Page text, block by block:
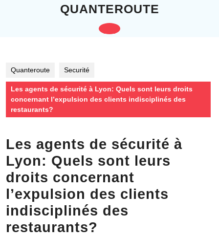
QUANTEROUTE
Open
Quanteroute Securité
Les agents de sécurité à Lyon: Quels sont leurs droits
concernant l’expulsion des clients indisciplinés des
restaurants?
Les agents de sécurité à
Lyon: Quels sont leurs
droits concernant
l’expulsion des clients
indisciplinés des
restaurants?